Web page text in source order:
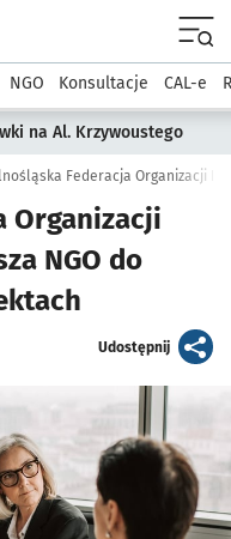
Rozmawia
NGO Konsultacje CAL-e
na Al. Krzywoustego
Organizacji
NGO do
Udostępnijartykuł